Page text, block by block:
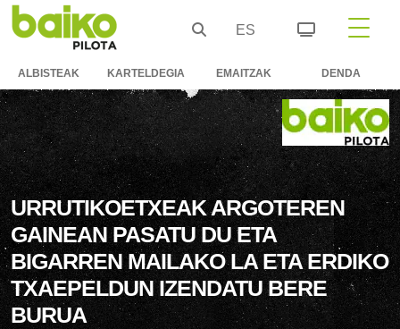
ES
ALBISTEAK KARTELDEGIA EMAITZAK DENDA
URRUTIKOETXEAK ARGOTEREN
GAINEAN PASATU DU ETA
BIGARREN MAILAKO LA ETA ERDIKO
TXAEPELDUN IZENDATU BERE
BURUA